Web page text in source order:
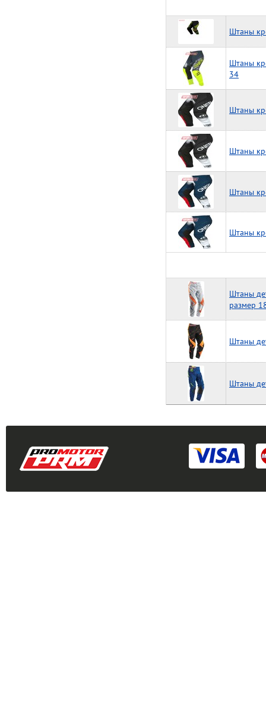
Штаны
Штаны
34
Штаны
Штаны
Штаны
Штаны
Штаны
размер
Штаны
Штаны